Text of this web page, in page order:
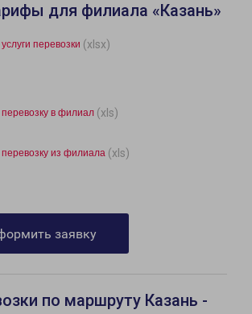
для филиала «Казань»
перевозки (xlsx)
в филиал (xls)
из филиала (xls)
заявку
по маршруту Казань -